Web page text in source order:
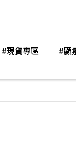
#現貨專區 #顯